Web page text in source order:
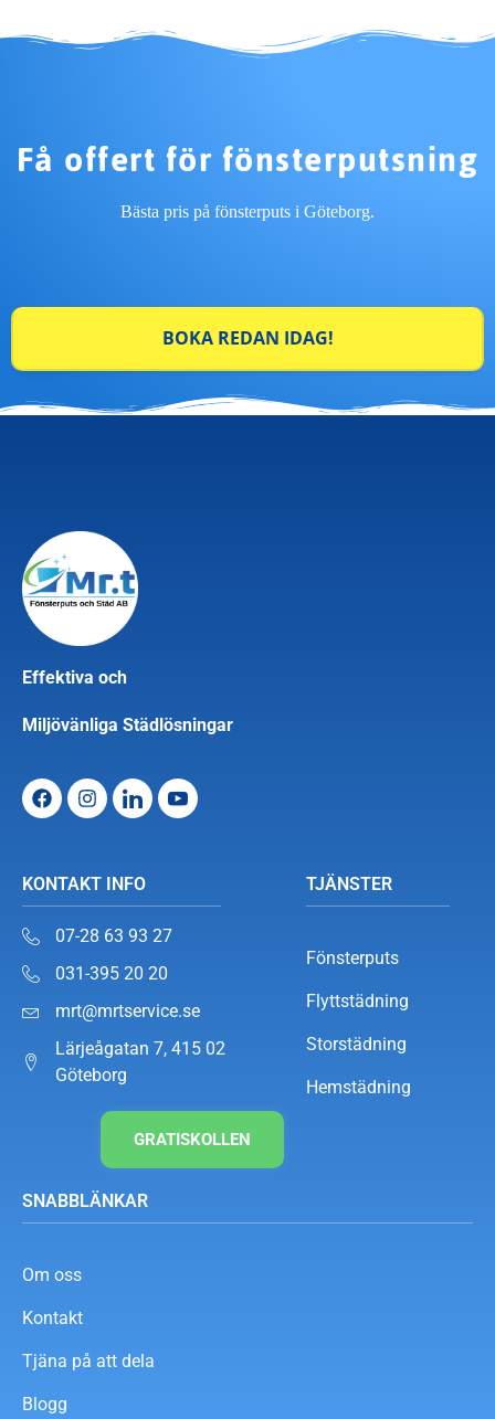
Få offert för fönsterputsning
Bästa pris på fönsterputs i Göteborg.
BOKA REDAN IDAG!
Effektiva och
Miljövänliga Städlösningar
KONTAKT INFO
07-28 63 93 27
031-395 20 20
mrt@mrtservice.se
Lärjeågatan 7, 415 02
Göteborg
GRATISKOLLEN
TJÄNSTER
Fönsterputs
Flyttstädning
Storstädning
Hemstädning
SNABBLÄNKAR
Om oss
Kontakt
Tjäna på att dela
Blogg